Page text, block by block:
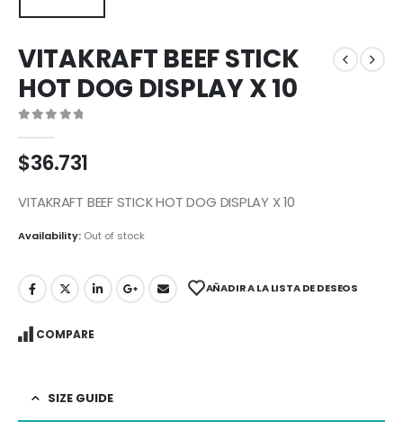
VITAKRAFT BEEF STICK
HOT DOG DISPLAY X 10
$36.731
VITAKRAFT BEEF STICK HOT DOG DISPLAY X 10
Availability: Out of stock
AÑADIR A LA LISTA DE DESEOS
COMPARE
SIZE GUIDE